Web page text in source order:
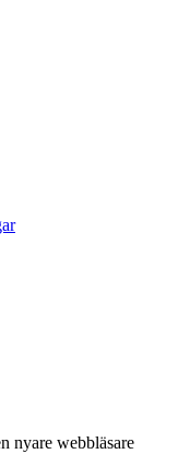
nyare webbläsare